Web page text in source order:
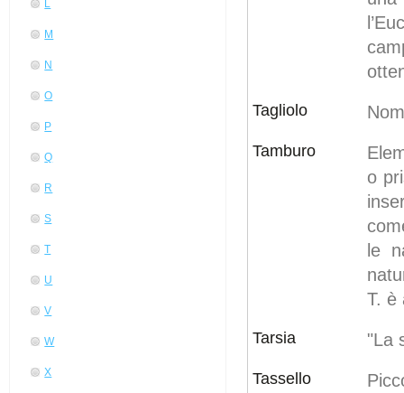
L
M
N
O
P
Q
R
S
T
U
V
W
X
Tagliolo
Tamburo
o
le
T. è
Tarsia "La
Tassello